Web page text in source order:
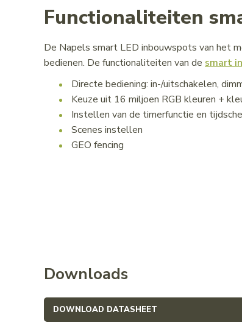
Functionaliteiten
De Napels smart LED inbouwspots van het
bedienen. De functionaliteiten van de smart
Directe bediening: in-/uitschakelen,
Keuze uit 16 miljoen RGB kleuren +
Instellen van de timerfunctie en
Scenes instellen
GEO fencing
Downloads
DOWNLOAD DATASHEET